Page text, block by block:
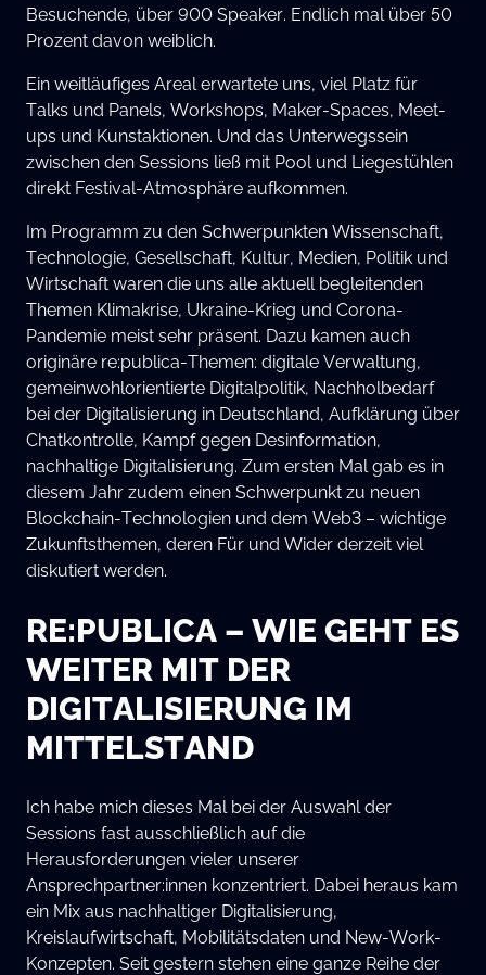
Besuchende, über 900 Speaker. Endlich mal über 50
Prozent davon weiblich.
Ein weitläufiges Areal erwartete uns, viel Platz für
Talks und Panels, Workshops, Maker-Spaces, Meet-
ups und Kunstaktionen. Und das Unterwegssein
zwischen den Sessions ließ mit Pool und Liegestühlen
direkt Festival-Atmosphäre aufkommen.
Im Programm zu den Schwerpunkten Wissenschaft,
Technologie, Gesellschaft, Kultur, Medien, Politik und
Wirtschaft waren die uns alle aktuell begleitenden
Themen Klimakrise, Ukraine-Krieg und Corona-
Pandemie meist sehr präsent. Dazu kamen auch
originäre re:publica-Themen: digitale Verwaltung,
gemeinwohlorientierte Digitalpolitik, Nachholbedarf
bei der Digitalisierung in Deutschland, Aufklärung über
Chatkontrolle, Kampf gegen Desinformation,
nachhaltige Digitalisierung. Zum ersten Mal gab es in
diesem Jahr zudem einen Schwerpunkt zu neuen
Blockchain-Technologien und dem Web3 – wichtige
Zukunftsthemen, deren Für und Wider derzeit viel
diskutiert werden.
RE:PUBLICA – WIE GEHT ES
WEITER MIT DER
DIGITALISIERUNG IM
MITTELSTAND
Ich habe mich dieses Mal bei der Auswahl der
Sessions fast ausschließlich auf die
Herausforderungen vieler unserer
Ansprechpartner:innen konzentriert. Dabei heraus kam
ein Mix aus nachhaltiger Digitalisierung,
Kreislaufwirtschaft, Mobilitätsdaten und New-Work-
Konzepten. Seit gestern stehen eine ganze Reihe der